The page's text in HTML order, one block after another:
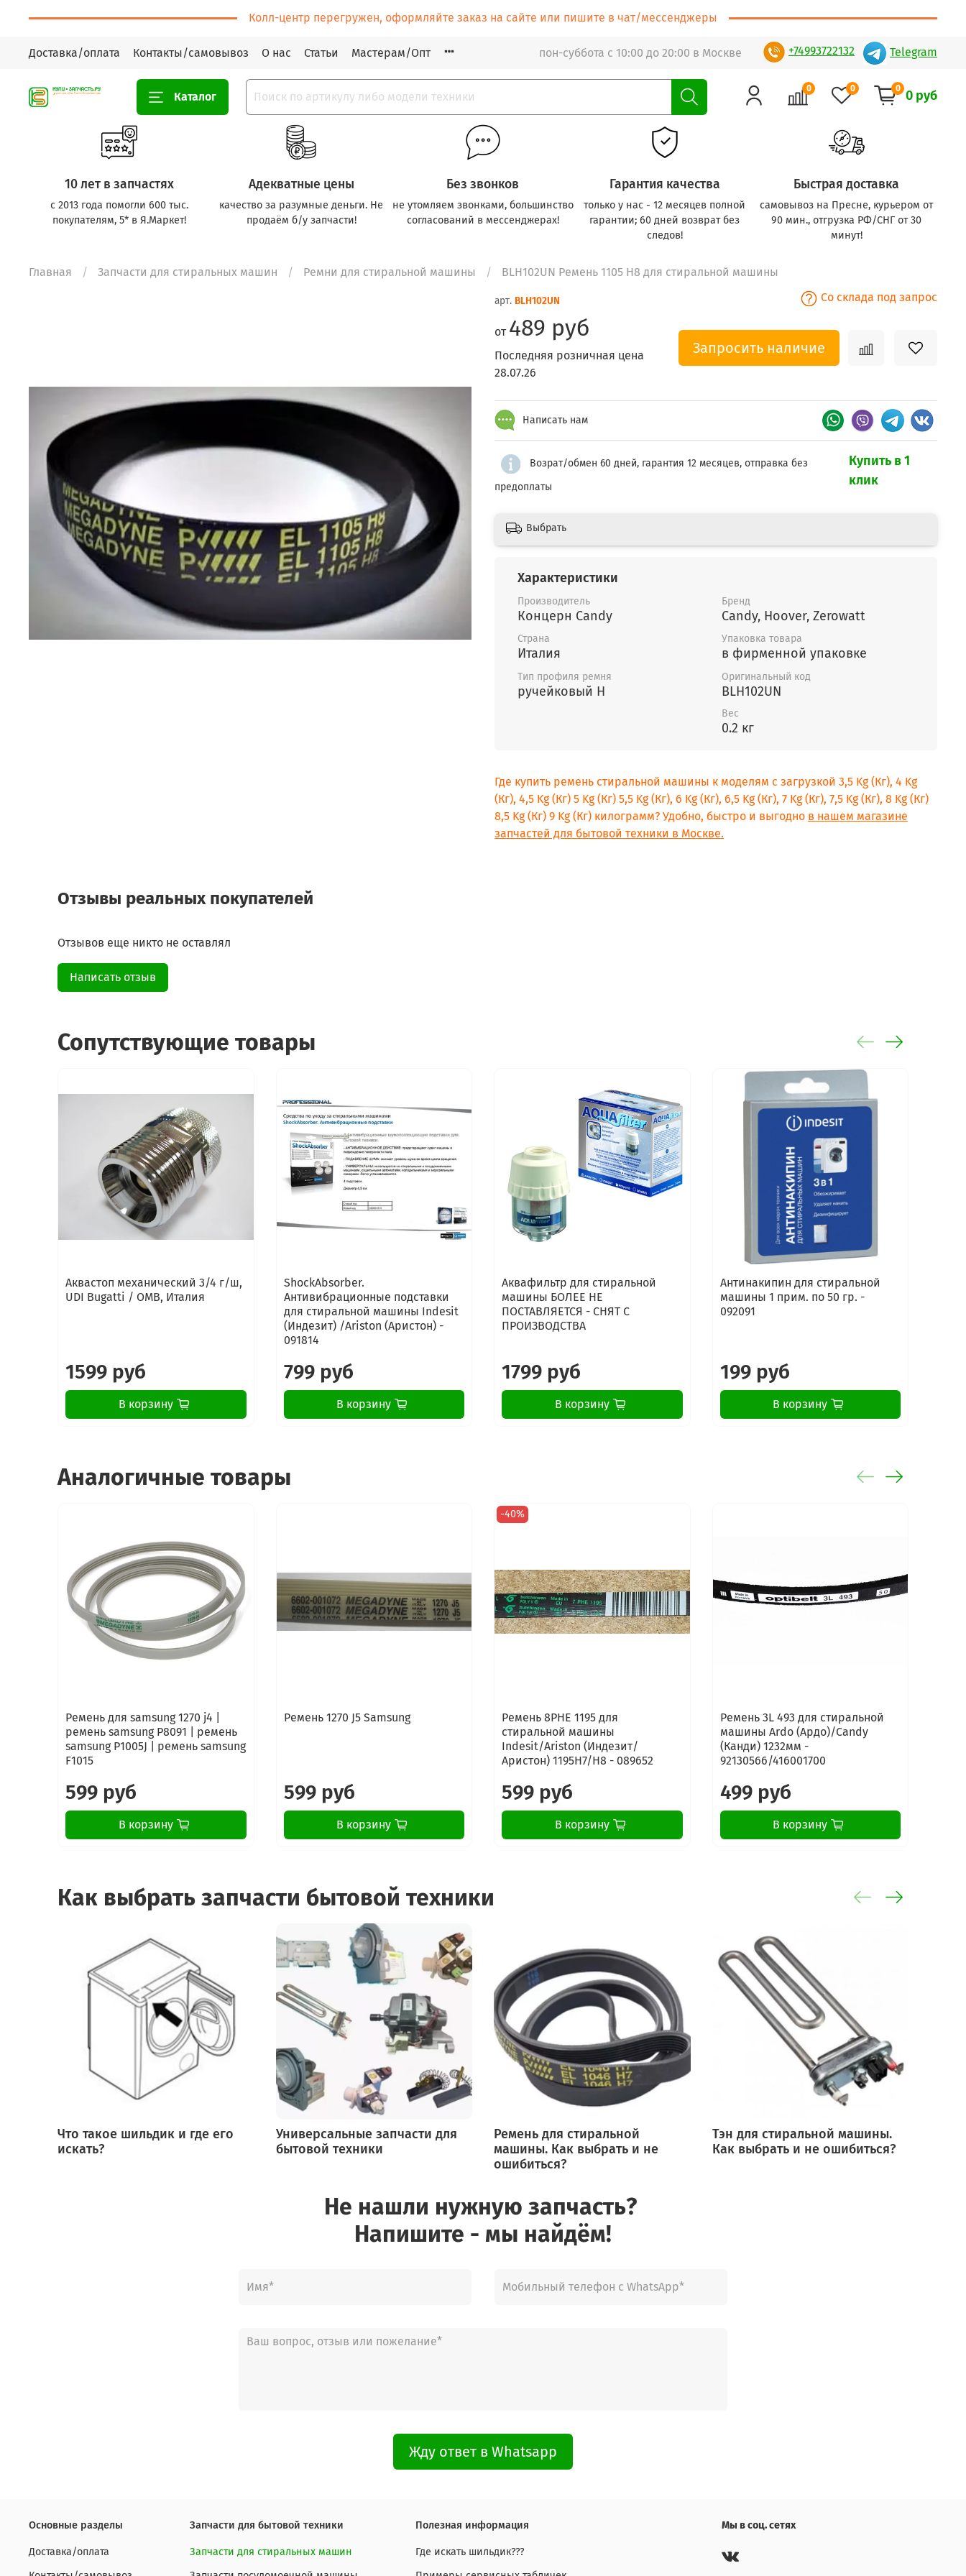
Колл-центр перегружен, оформляйте заказ на сайте или пишите в чат/мессенджеры
Доставка/оплата Контакты/самовывоз О нас Статьи Мастерам/Опт пон-суббота с 10:00 до 20:00 в Москве +74993722132 Telegram
Каталог
0 0 0 0 руб
10 лет в запчастях
с 2013 года помогли 600 тыс.
покупателям, 5* в Я.Маркет!
Адекватные цены
качество за разумные деньги. Не
продаём б/у запчасти!
Без звонков
не утомляем звонками, большинство
согласований в мессенджерах!
Гарантия качества
только у нас - 12 месяцев полной
гарантии; 60 дней возврат без
следов!
Быстрая доставка
самовывоз на Пресне, курьером от
90 мин., отгрузка РФ/СНГ от 30
минут!
Главная Запчасти для стиральных машин Ремни для стиральной машины BLH102UN Ремень 1105 H8 для стиральной машины
арт. BLH102UN Со склада под запрос
от 489 руб
Последняя розничная цена
28.07.26
Запросить наличие
Написать нам
Возрат/обмен 60 дней, гарантия 12 месяцев, отправка без
предоплаты
Купить в 1
клик
Выбрать
Характеристики
Производитель
Концерн Candy
Бренд
Candy, Hoover, Zerowatt
Страна
Италия
Упаковка товара
в фирменной упаковке
Тип профиля ремня
ручейковый H
Оригинальный код
BLH102UN
Вес
0.2 кг
Где купить ремень стиральной машины к моделям с загрузкой 3,5 Kg (Кг), 4 Kg
(Кг), 4,5 Kg (Кг) 5 Kg (Кг) 5,5 Kg (Кг), 6 Kg (Кг), 6,5 Kg (Кг), 7 Kg (Кг), 7,5 Kg (Кг), 8 Kg (Кг)
8,5 Kg (Кг) 9 Kg (Кг) килограмм? Удобно, быстро и выгодно в нашем магазине
запчастей для бытовой техники в Москве.
Отзывы реальных покупателей
Отзывов еще никто не оставлял
Написать отзыв
Сопутствующие товары
Аквастоп механический 3/4 г/ш,
UDI Bugatti / OMB, Италия
1599 руб
В корзину
ShockAbsorber.
Антивибрационные подставки
для стиральной машины Indesit
(Индезит) /Ariston (Аристон) -
091814
799 руб
В корзину
Аквафильтр для стиральной
машины БОЛЕЕ НЕ
ПОСТАВЛЯЕТСЯ - СНЯТ С
ПРОИЗВОДСТВА
1799 руб
В корзину
Антинакипин для стиральной
машины 1 прим. по 50 гр. -
092091
199 руб
В корзину
Аналогичные товары
Ремень для samsung 1270 j4 |
ремень samsung P8091 | ремень
samsung P1005J | ремень samsung
F1015
599 руб
В корзину
Ремень 1270 J5 Samsung
599 руб
В корзину
-40%
Ремень 8PHE 1195 для
стиральной машины
Indesit/Ariston (Индезит/
Аристон) 1195H7/H8 - 089652
599 руб
В корзину
Ремень 3L 493 для стиральной
машины Ardo (Ардо)/Candy
(Канди) 1232мм -
92130566/416001700
499 руб
В корзину
Как выбрать запчасти бытовой техники
Что такое шильдик и где его
искать?
Универсальные запчасти для
бытовой техники
Ремень для стиральной
машины. Как выбрать и не
ошибиться?
Тэн для стиральной машины.
Как выбрать и не ошибиться?
Не нашли нужную запчасть?
Напишите - мы найдём!
Жду ответ в Whatsapp
Основные разделы
Доставка/оплата
Запчасти для бытовой техники
Запчасти для стиральных машин
Полезная информация
Где искать шильдик???
Мы в соц. сетях